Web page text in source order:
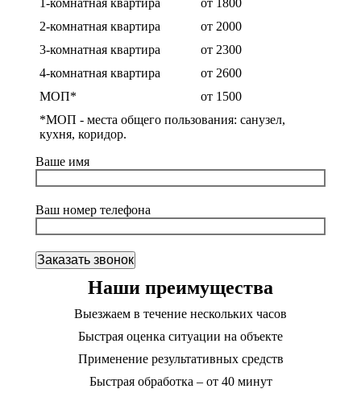
1-комнатная квартира
от 1800
2-комнатная квартира
от 2000
3-комнатная квартира
от 2300
4-комнатная квартира
от 2600
МОП*
от 1500
*МОП - места общего пользования: санузел,
кухня, коридор.
Ваше имя
Ваш номер телефона
Наши преимущества
Выезжаем в течение нескольких часов
Быстрая оценка ситуации на объекте
Применение результативных средств
Быстрая обработка – от 40 минут